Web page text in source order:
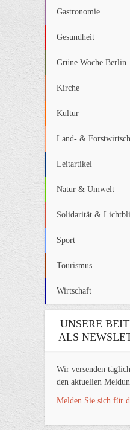
Gastronomie
Gesundheit
Grüne Woche Berlin
Kirche
Kultur
Land- &
Leitartikel
Natur & Umwelt
Solidarität &
Sport
Tourismus
Wirtschaft
UNSERE
ALS
Wir versenden
den aktuellen
Melden Sie sich für